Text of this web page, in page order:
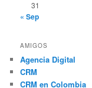
31
« Sep
AMIGOS
Agencia Digital
CRM
CRM en Colombia